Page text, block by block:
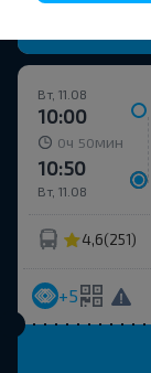
Вт, 11.08
10:00
0ч 50 мин
Вт, 11.08
10:50
4,6(251)
+5